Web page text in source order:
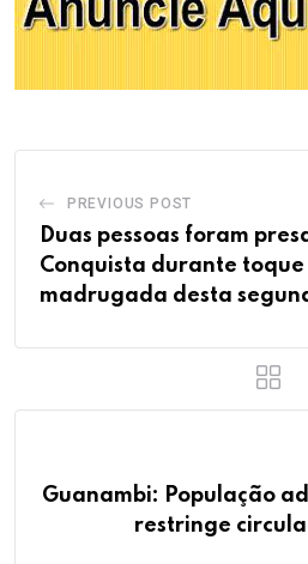
PREVIOUS POST
Duas pessoas foram
Conquista durante
madrugada desta
Guanambi: População
restringe